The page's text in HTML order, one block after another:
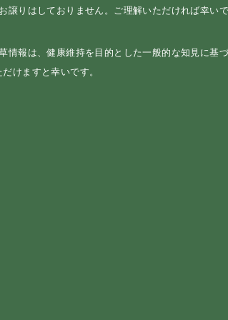
譲りはしておりません。ご理解いただければ幸いで
情報は、健康維持を目的とした一般的な知見に
けますと幸いです。